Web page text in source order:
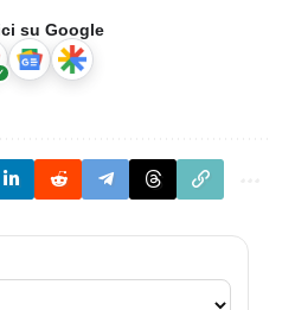
su Google